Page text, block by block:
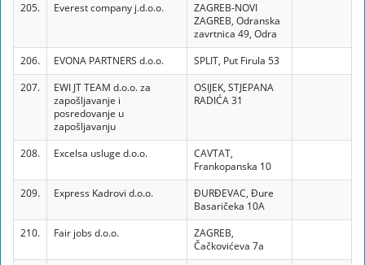
205. Everest company j.d.o.o.
ZAGREB-NOVI
ZAGREB, Odranska
zavrtnica 49, Odra
206.
EVONA PARTNERS d.o.o.
SPLIT, Put Firula 53
207.
EWI JT TEAM d.o.o. za
zapošljavanje i
posredovanje u
zapošljavanju
OSIJEK, STJEPANA
RADIĆA 31
208. Excelsa usluge d.o.o.
CAVTAT,
Frankopanska 10
209.
Express Kadrovi d.o.o.
ĐURĐEVAC, Đure
Basaričeka 10A
210.
Fair jobs d.o.o.
ZAGREB,
Čačkovićeva 7a